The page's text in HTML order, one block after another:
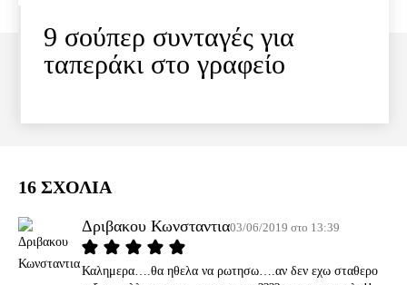
9 σούπερ συνταγές για
ταπεράκι στο γραφείο
16 ΣΧΟΛΙΑ
Δριβακου Κωνσταντια03/06/2019 στο 13:39
Καλημερα….θα ηθελα να ρωτησω….αν δεν εχω σταθερο